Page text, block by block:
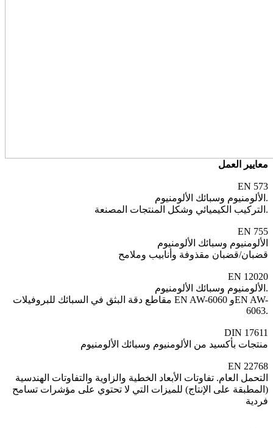
معايير العمل
EN 573
الألومنيوم وسبائك الألومنيوم.
التركيب الكيميائي وشكل المنتجات المصنعة.
EN 755
الألومنيوم وسبائك الألومنيوم
قضبان/قضبان مقذوفة وأنابيب وملامح
EN 12020
الألومنيوم وسبائك الألومنيوم.
مقاطع دقة البثق في السبائك للبروفيلات EN AW-6060 وEN AW-
6063.
DIN 17611
منتجات بأكسيد من الألومنيوم وسبائك الألومنيوم
EN 22768
التحمل العام. تفاوتات الأبعاد الخطية والزاوية والتفاوتات الهندسية
(المطبقة على الإنتاج) للميزات التي لا تحتوي على مؤشرات تسامح
فردية